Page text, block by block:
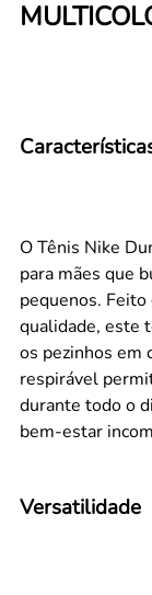
O Tênis Nike
para mães que
pequenos.
qualidade, este
os pezinhos em
respirável
durante todo o
bem-estar
Versatilidade